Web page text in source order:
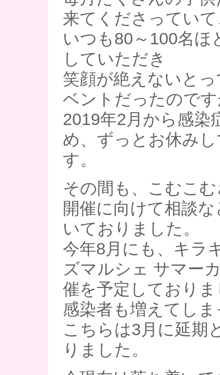
来てくださってい
いつも80～100名ほ
していただき
笑顔が絶えないと
ベントだったので
2019年2月から感染
め、ずっとお休み
す。
その間も、こむこ
開催に向けて相談
いておりました。
今年8月にも、キラ
ズマルシェ サマー
催を予定しており
感染者も増えてし
こちらは3月に延期
りました。